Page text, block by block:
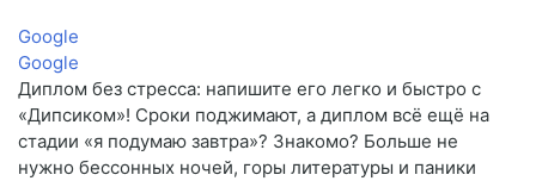
Google
Google
Диплом без стресса: напишите его легко и быстро с
«Дипсиком»! Сроки поджимают, а диплом всё ещё на
стадии «я подумаю завтра»? Знакомо? Больше не
нужно бессонных ночей, горы литературы и паники